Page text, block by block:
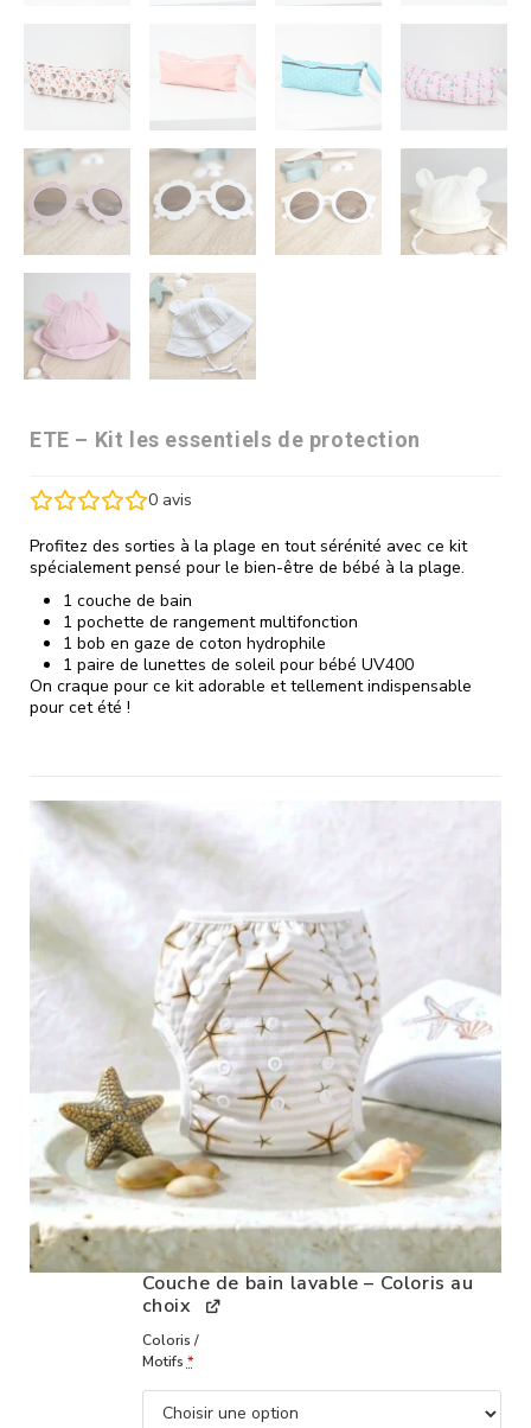
ETE – Kit les essentiels de protection
0 avis
Profitez des sorties à la plage en tout sérénité avec ce kit
spécialement pensé pour le bien-être de bébé à la plage.
1 couche de bain
1 pochette de rangement multifonction
1 bob en gaze de coton hydrophile
1 paire de lunettes de soleil pour bébé UV400
On craque pour ce kit adorable et tellement indispensable
pour cet été !
Couche de bain lavable – Coloris au
choix
Coloris /
Motifs *